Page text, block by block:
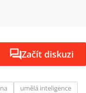
Začít diskuzi
umělá inteligence